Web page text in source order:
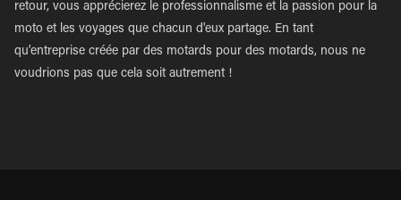
retour, vous apprécierez le professionnalisme et la passion pour la
moto et les voyages que chacun d'eux partage. En tant
qu'entreprise créée par des motards pour des motards, nous ne
voudrions pas que cela soit autrement !